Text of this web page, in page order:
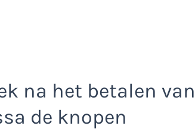
na het betalen van
de knopen